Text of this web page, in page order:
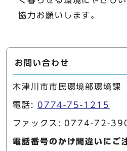
協力お願いします。
お問い合わせ
木津川市市民環境部環境課
電話: 0774-75-1215
ファックス: 0774-72-
電話番号のかけ間違いにご